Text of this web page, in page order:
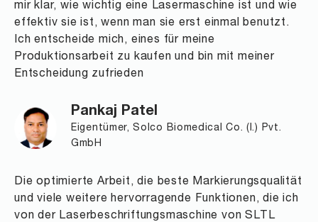
mir klar, wie wichtig eine Lasermaschine ist und wie
effektiv sie ist, wenn man sie erst einmal benutzt.
Ich entscheide mich, eines für meine
Produktionsarbeit zu kaufen und bin mit meiner
Entscheidung zufrieden
Pankaj Patel
Eigentümer, Solco Biomedical Co. (I.) Pvt.
GmbH
Die optimierte Arbeit, die beste Markierungsqualität
und viele weitere hervorragende Funktionen, die ich
von der Laserbeschriftungsmaschine von SLTL